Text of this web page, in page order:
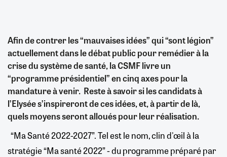
Afin de contrer les “mauvaises idées” qui “sont légion”
actuellement dans le débat public pour remédier à la
crise du système de santé, la CSMF livre un
“programme présidentiel” en cinq axes pour la
mandature à venir. Reste à savoir si les candidats à
l’Elysée s’inspireront de ces idées, et, à partir de là,
quels moyens seront alloués pour leur réalisation.
“Ma Santé 2022-2027”. Tel est le nom, clin d'œil à la
stratégie “Ma santé 2022” - du programme préparé par